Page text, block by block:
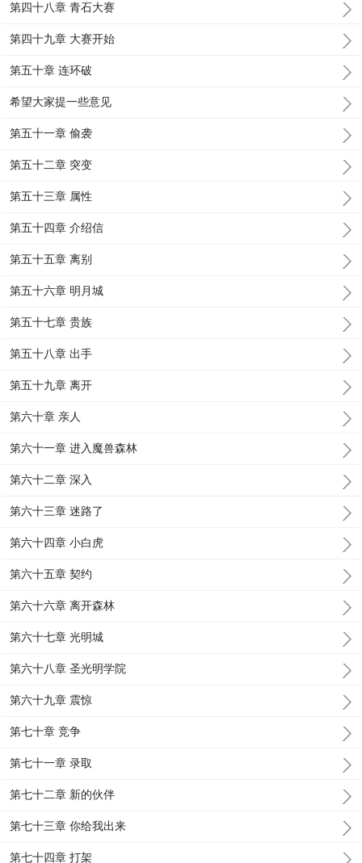
第四十八章 青石大赛
第四十九章 大赛开始
第五十章 连环破
希望大家提一些意见
第五十一章 偷袭
第五十二章 突变
第五十三章 属性
第五十四章 介绍信
第五十五章 离别
第五十六章 明月城
第五十七章 贵族
第五十八章 出手
第五十九章 离开
第六十章 亲人
第六十一章 进入魔兽森林
第六十二章 深入
第六十三章 迷路了
第六十四章 小白虎
第六十五章 契约
第六十六章 离开森林
第六十七章 光明城
第六十八章 圣光明学院
第六十九章 震惊
第七十章 竞争
第七十一章 录取
第七十二章 新的伙伴
第七十三章 你给我出来
第七十四章 打架